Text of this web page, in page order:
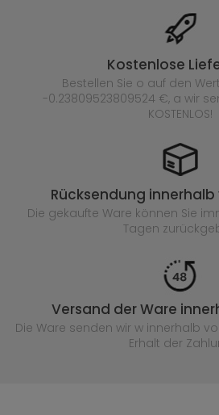
Kostenlose
Bestellen Sie o auf den
-0.23809523809524 €, a wir
KOSTENLOS!
Rücksendung innerhalb
Die gekaufte Ware können Sie
Tagen
Versand der Ware
Die Ware senden wir w innerhalb
Erhalt der